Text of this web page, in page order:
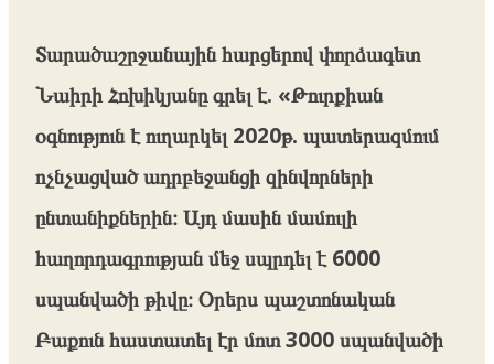
Տարածաշրջանային հարցերով փորձագետ
Նաիրի Հոխիկյանը գրել է. «Թուրքիան
օգնություն է ուղարկել 2020թ. պատերազմում
ոչնչացված ադրբեջանցի զինվորների
ընտանիքներին։ Այդ մասին մամուլի
հաղորդագրության մեջ սպրդել է 6000
սպանվածի թիվը։ Օրերս պաշտոնական
Բաքուն հաստատել էր մոտ 3000 սպանվածի